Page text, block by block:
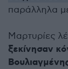
παράλληλα
Μαρτυρίες
ξεκίνησαν